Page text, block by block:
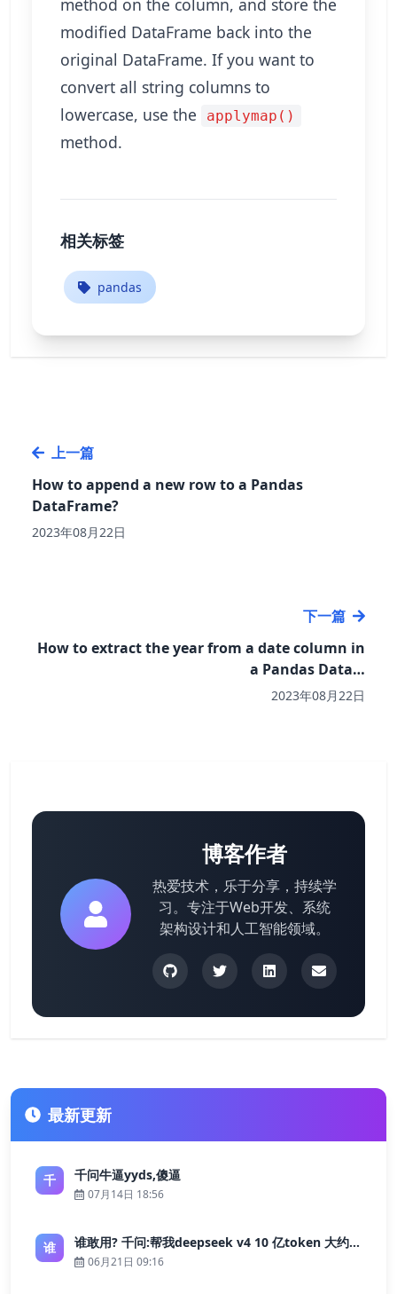
method on the column, and store the
modified DataFrame back into the
original DataFrame. If you want to
convert all string columns to
lowercase, use the
applymap()
method.
相关标签
pandas
上一篇
How to append a new row to a Pandas
DataFrame?
2023年08月22日
下一篇
How to extract the year from a date column in
a Pandas Data…
2023年08月22日
博客作者
热爱技术，乐于分享，持续学
习。专注于Web开发、系统
架构设计和人工智能领域。
最新更新
千 千问牛逼yyds,傻逼
07月14日 18:56
谁 谁敢用? 千问:帮我deepseek v4 10 亿token 大约多少花费 ?
06月21日 09:16